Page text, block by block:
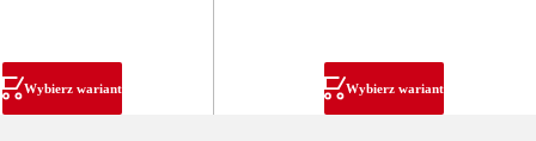
Wybierz wariant Wybierz wariant